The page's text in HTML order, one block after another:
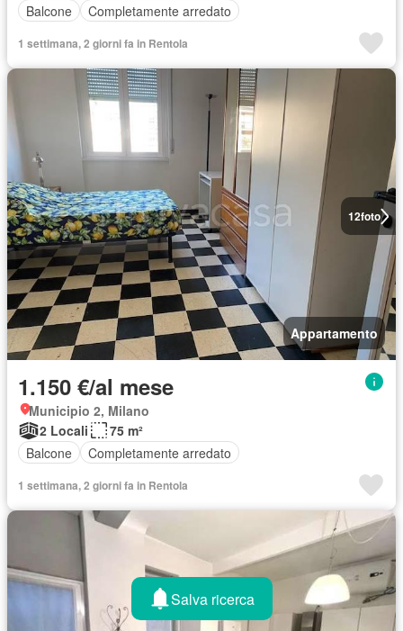
Balcone
Completamente arredato
1 settimana, 2 giorni fa in Rentola
12foto
Appartamento
1.150 €/al mese
Municipio 2, Milano
2 Locali
75 m²
Balcone
Completamente arredato
1 settimana, 2 giorni fa in Rentola
Salva ricerca